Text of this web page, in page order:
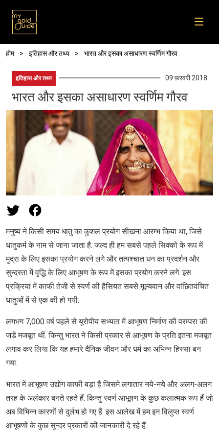
पग चिन्ह
होम इतिहास और तथ्य भारत और इसका असाधारण स्वर्णिम गौरव
इतिहास और तथ्य 09 फ़रवरी 2018
भारत और इसका असाधारण स्वर्णिम गौरव
मनुष्य ने किसी समय धातु का कुशल प्रयोग सीखना आरम्भ किया था, जिसे
धातुकर्म के नाम से जाना जाता है. जल्द ही हम सबसे पहले सिक्को के रूप में
मुद्रा के लिए इसका प्रयोग करने लगे और तत्पश्चात धन का प्रदर्शन और
सुन्दरता में वृद्धि के लिए आभूषण के रूप में इसका प्रयोग करने लगे. इस
प्रक्रिया में काफी तेजी से स्वर्ण की हैसियत सबसे मूल्यवान और वांछितवंचित
धातुओं में से एक की हो गयी.
लगभग 7,000 वर्ष पहले से यूरोपीय सभ्यता में आभूषण निर्माण की परम्परा की
जडें मजबूत थीं. किन्तु भारत ने किसी प्रकार से आभूषण के प्रति इतना मजबूत
लगाव कर लिया कि यह हमारे दैनिक जीवन और धर्म का अभिन्न हिस्सा बन
गया.
भारत में आभूषण उद्योग काफी बड़ा है जिसमे लगातार नये-नये और अलग-अलग
तरह के अलंकार बनते रहते हैं. किन्तु स्वर्ण आभूषण के कुछ कलात्मक रूप हैं जो
अब विभिन्न कारणों से दुर्लभ हो गए हैं. इस आलेख में हम इन विलुप्त स्वर्ण
आभूषणों के कुछ सुन्दर प्रकारों की जानकारी दे रहे हैं.